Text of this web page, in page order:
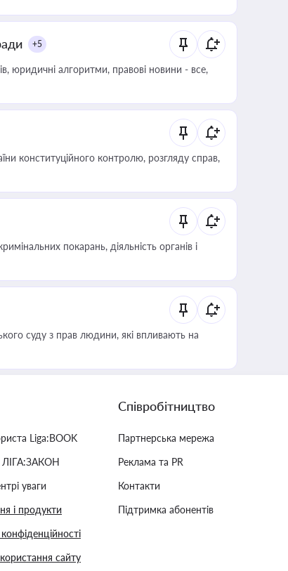
+5
юридичні алгоритми, правові новини - все,
конституційного контролю, розгляду справ,
покарань, діяльність органів і
суду з прав людини, які впливають на
Liga:BOOK
ЛІГА:ЗАКОН
уваги
і продукти
сайту
Співробітництво
Партнерська мережа
Реклама та PR
Контакти
Підтримка абонентів